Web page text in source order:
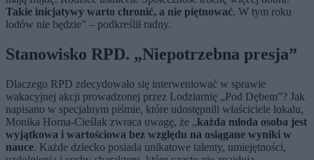
Takie inicjatywy warto chronić, a nie piętnować. W tym roku
lodów nie będzie” – podkreślił radny.
Stanowisko RPD. „Niepotrzebna presja”
Dlaczego RPD zdecydowało się interweniować w sprawie
wakacyjnej akcji prowadzonej przez Lodziarnię „Pod Dębem”? Jak
napisano w specjalnym piśmie, które udostępnili właściciele lokalu,
Monika Horna-Cieślak zwraca uwagę, że „każda młoda osoba jest
wyjątkowa i wartościowa bez względu na osiągane wyniki w
nauce. Każde dziecko posiada unikatowe talenty, umiejętności,